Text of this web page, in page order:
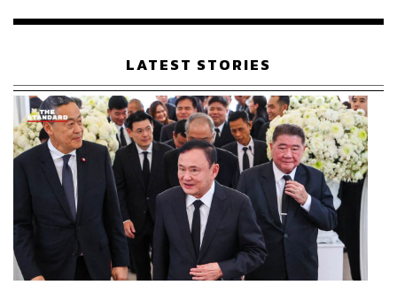
เรือนไทยที่ถูกซุกไว้
LATEST STORIES